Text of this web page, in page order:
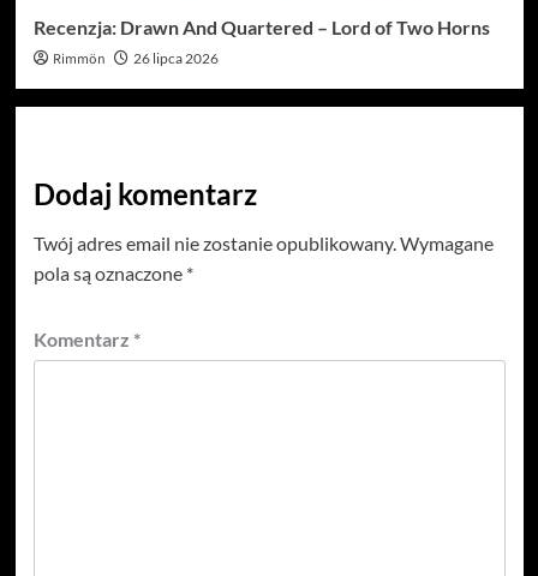
Recenzja: Drawn And Quartered – Lord of Two Horns
Rimmön 26 lipca 2026
Dodaj komentarz
Twój adres email nie zostanie opublikowany. Wymagane
pola są oznaczone *
Komentarz *